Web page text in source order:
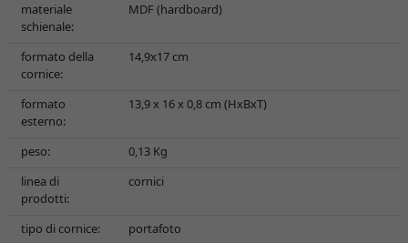
materiale
schienale:
MDF (hardboard)
formato della
cornice:
14,9x17 cm
formato
esterno:
13,9 x 16 x 0,8 cm (HxBxT)
peso:
0,13 Kg
linea di
prodotti:
cornici
tipo di cornice:
portafoto